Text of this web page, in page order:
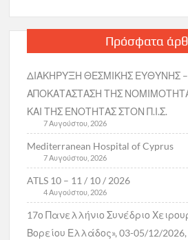
Πρόσφατα
ΔΙΑΚΗΡΥΞΗ ΘΕΣΜΙΚΗΣ ΕΥΘΥΝΗΣ –
ΑΠΟΚΑΤΑΣΤΑΣΗ ΤΗΣ
ΚΑΙ ΤΗΣ ΕΝΟΤΗΤΑΣ ΣΤΟΝ Π.Ι.Σ.
7 Αυγούστου, 2026
Mediterranean Hospital of Cyprus
7 Αυγούστου, 2026
ATLS 10 – 11 / 10 / 2026
4 Αυγούστου, 2026
17ο Πανελλήνιο Συνέδριο
Βορείου Ελλάδος», 03-05/12/2026,